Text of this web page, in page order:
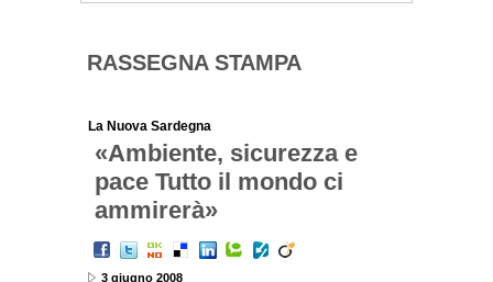
RASSEGNA STAMPA
La Nuova Sardegna
«Ambiente, sicurezza e
pace Tutto il mondo ci
ammirerà»
3 giugno 2008